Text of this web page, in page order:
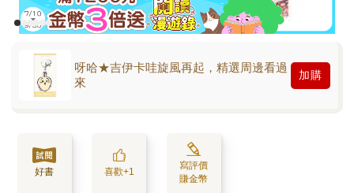
呀哈★吉伊卡哇旋風再起，精選周邊看過
來
加購
好書 喜歡+1
寫評價
賺金幣